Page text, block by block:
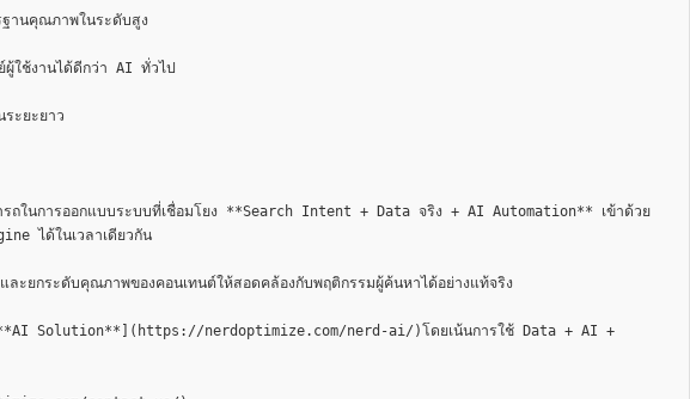
านคุณภาพในระดับสูง
ใช้งานได้ดีกว่า AI ทั่วไป
ะยะยาว
รถในการออกแบบระบบที่เชื่อมโยง **Search Intent + Data จริง + AI Automation** เข้าด้วย
ได้ในเวลาเดียวกัน
กระดับคุณภาพของคอนเทนต์ให้สอดคล้องกับพฤติกรรมผู้ค้นหาได้อย่างแท้จริง
**[**AI Solution**](https://nerdoptimize.com/nerd-ai/)โดยเน้นการใช้ Data + AI +